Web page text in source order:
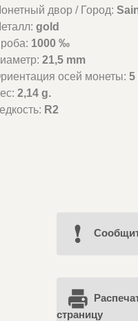
двор / Город:
gold
1000 ‰
21,5 mm
осей монеты:5
2,14 g.
R2
страницу